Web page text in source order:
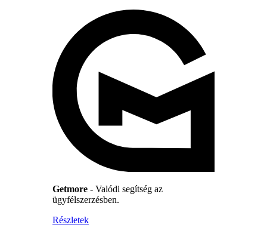
Getmore - Valódi segítség az
ügyfélszerzésben.
Részletek